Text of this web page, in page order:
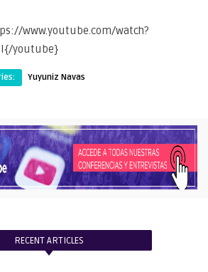
www.youtube.com/watch?
youtube}
Yuyuniz Navas
RECENT ARTICLES